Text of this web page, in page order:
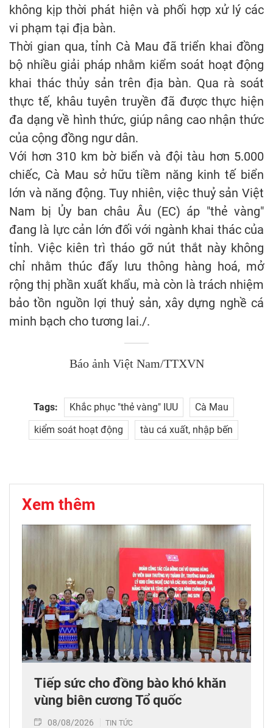
không kịp thời phát hiện và phối hợp xử lý các
vi phạm tại địa bàn.
Thời gian qua, tỉnh Cà Mau đã triển khai đồng
bộ nhiều giải pháp nhằm kiểm soát hoạt động
khai thác thủy sản trên địa bàn. Qua rà soát
thực tế, khâu tuyên truyền đã được thực hiện
đa dạng về hình thức, giúp nâng cao nhận thức
của cộng đồng ngư dân.
Với hơn 310 km bờ biển và đội tàu hơn 5.000
chiếc, Cà Mau sở hữu tiềm năng kinh tế biển
lớn và năng động. Tuy nhiên, việc thuỷ sản Việt
Nam bị Ủy ban châu Âu (EC) áp "thẻ vàng"
đang là lực cản lớn đối với ngành khai thác của
tỉnh. Việc kiên trì tháo gỡ nút thắt này không
chỉ nhằm thúc đẩy lưu thông hàng hoá, mở
rộng thị phần xuất khẩu, mà còn là trách nhiệm
bảo tồn nguồn lợi thuỷ sản, xây dựng nghề cá
minh bạch cho tương lai./.
Báo ảnh Việt Nam/TTXVN
Tags: Khắc phục "thẻ vàng" IUU
Cà Mau
kiểm soát hoạt động
tàu cá xuất, nhập bến
Xem thêm
Tiếp sức cho đồng bào khó khăn
vùng biên cương Tổ quốc
08/08/2026 TIN TỨC